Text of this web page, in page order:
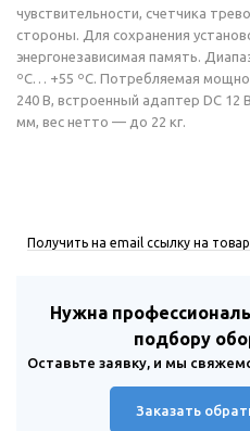
чувствительности, счетчика
стороны. Для сохранения
энергонезависимая память.
ºС… +55 ºС. Потребляемая
240 В, встроенный адаптер DC
мм, вес нетто — до 22 кг.
Получить на email ссылку на товар
Нужна
подбору
Оставьте заявку, и мы
Заказать